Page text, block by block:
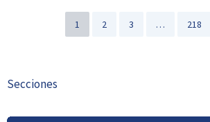
1 2 3 … 218
Secciones